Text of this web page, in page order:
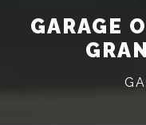
GARAGE